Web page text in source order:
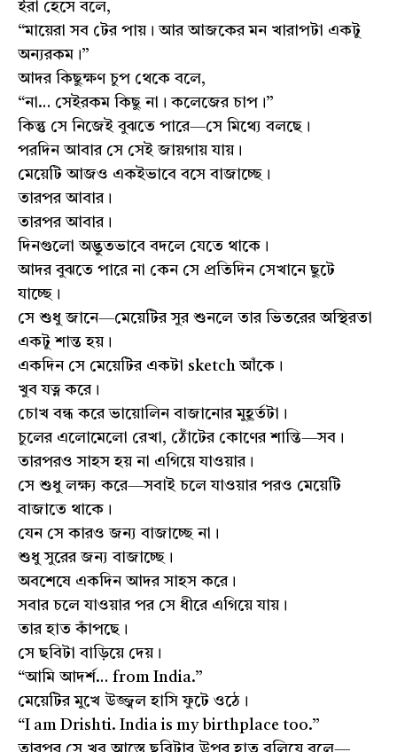
ইরা হেসে বলে,
“মায়েরা সব টের পায়। আর আজকের মন খারাপটা একটু
অন্যরকম।”
আদর কিছুক্ষণ চুপ থেকে বলে,
“না… সেইরকম কিছু না। কলেজের চাপ।”
কিন্তু সে নিজেই বুঝতে পারে—সে মিথ্যে বলছে।
পরদিন আবার সে সেই জায়গায় যায়।
মেয়েটি আজও একইভাবে বসে বাজাচ্ছে।
তারপর আবার।
তারপর আবার।
দিনগুলো অদ্ভুতভাবে বদলে যেতে থাকে।
আদর বুঝতে পারে না কেন সে প্রতিদিন সেখানে ছুটে
যাচ্ছে।
সে শুধু জানে—মেয়েটির সুর শুনলে তার ভিতরের অস্থিরতা
একটু শান্ত হয়।
একদিন সে মেয়েটির একটা sketch আঁকে।
খুব যত্ন করে।
চোখ বন্ধ করে ভায়োলিন বাজানোর মুহূর্তটা।
চুলের এলোমেলো রেখা, ঠোঁটের কোণের শান্তি—সব।
তারপরও সাহস হয় না এগিয়ে যাওয়ার।
সে শুধু লক্ষ্য করে—সবাই চলে যাওয়ার পরও মেয়েটি
বাজাতে থাকে।
যেন সে কারও জন্য বাজাচ্ছে না।
শুধু সুরের জন্য বাজাচ্ছে।
অবশেষে একদিন আদর সাহস করে।
সবার চলে যাওয়ার পর সে ধীরে এগিয়ে যায়।
তার হাত কাঁপছে।
সে ছবিটা বাড়িয়ে দেয়।
“আমি আদর্শ… from India.”
মেয়েটির মুখে উজ্জ্বল হাসি ফুটে ওঠে।
“I am Drishti. India is my birthplace too.”